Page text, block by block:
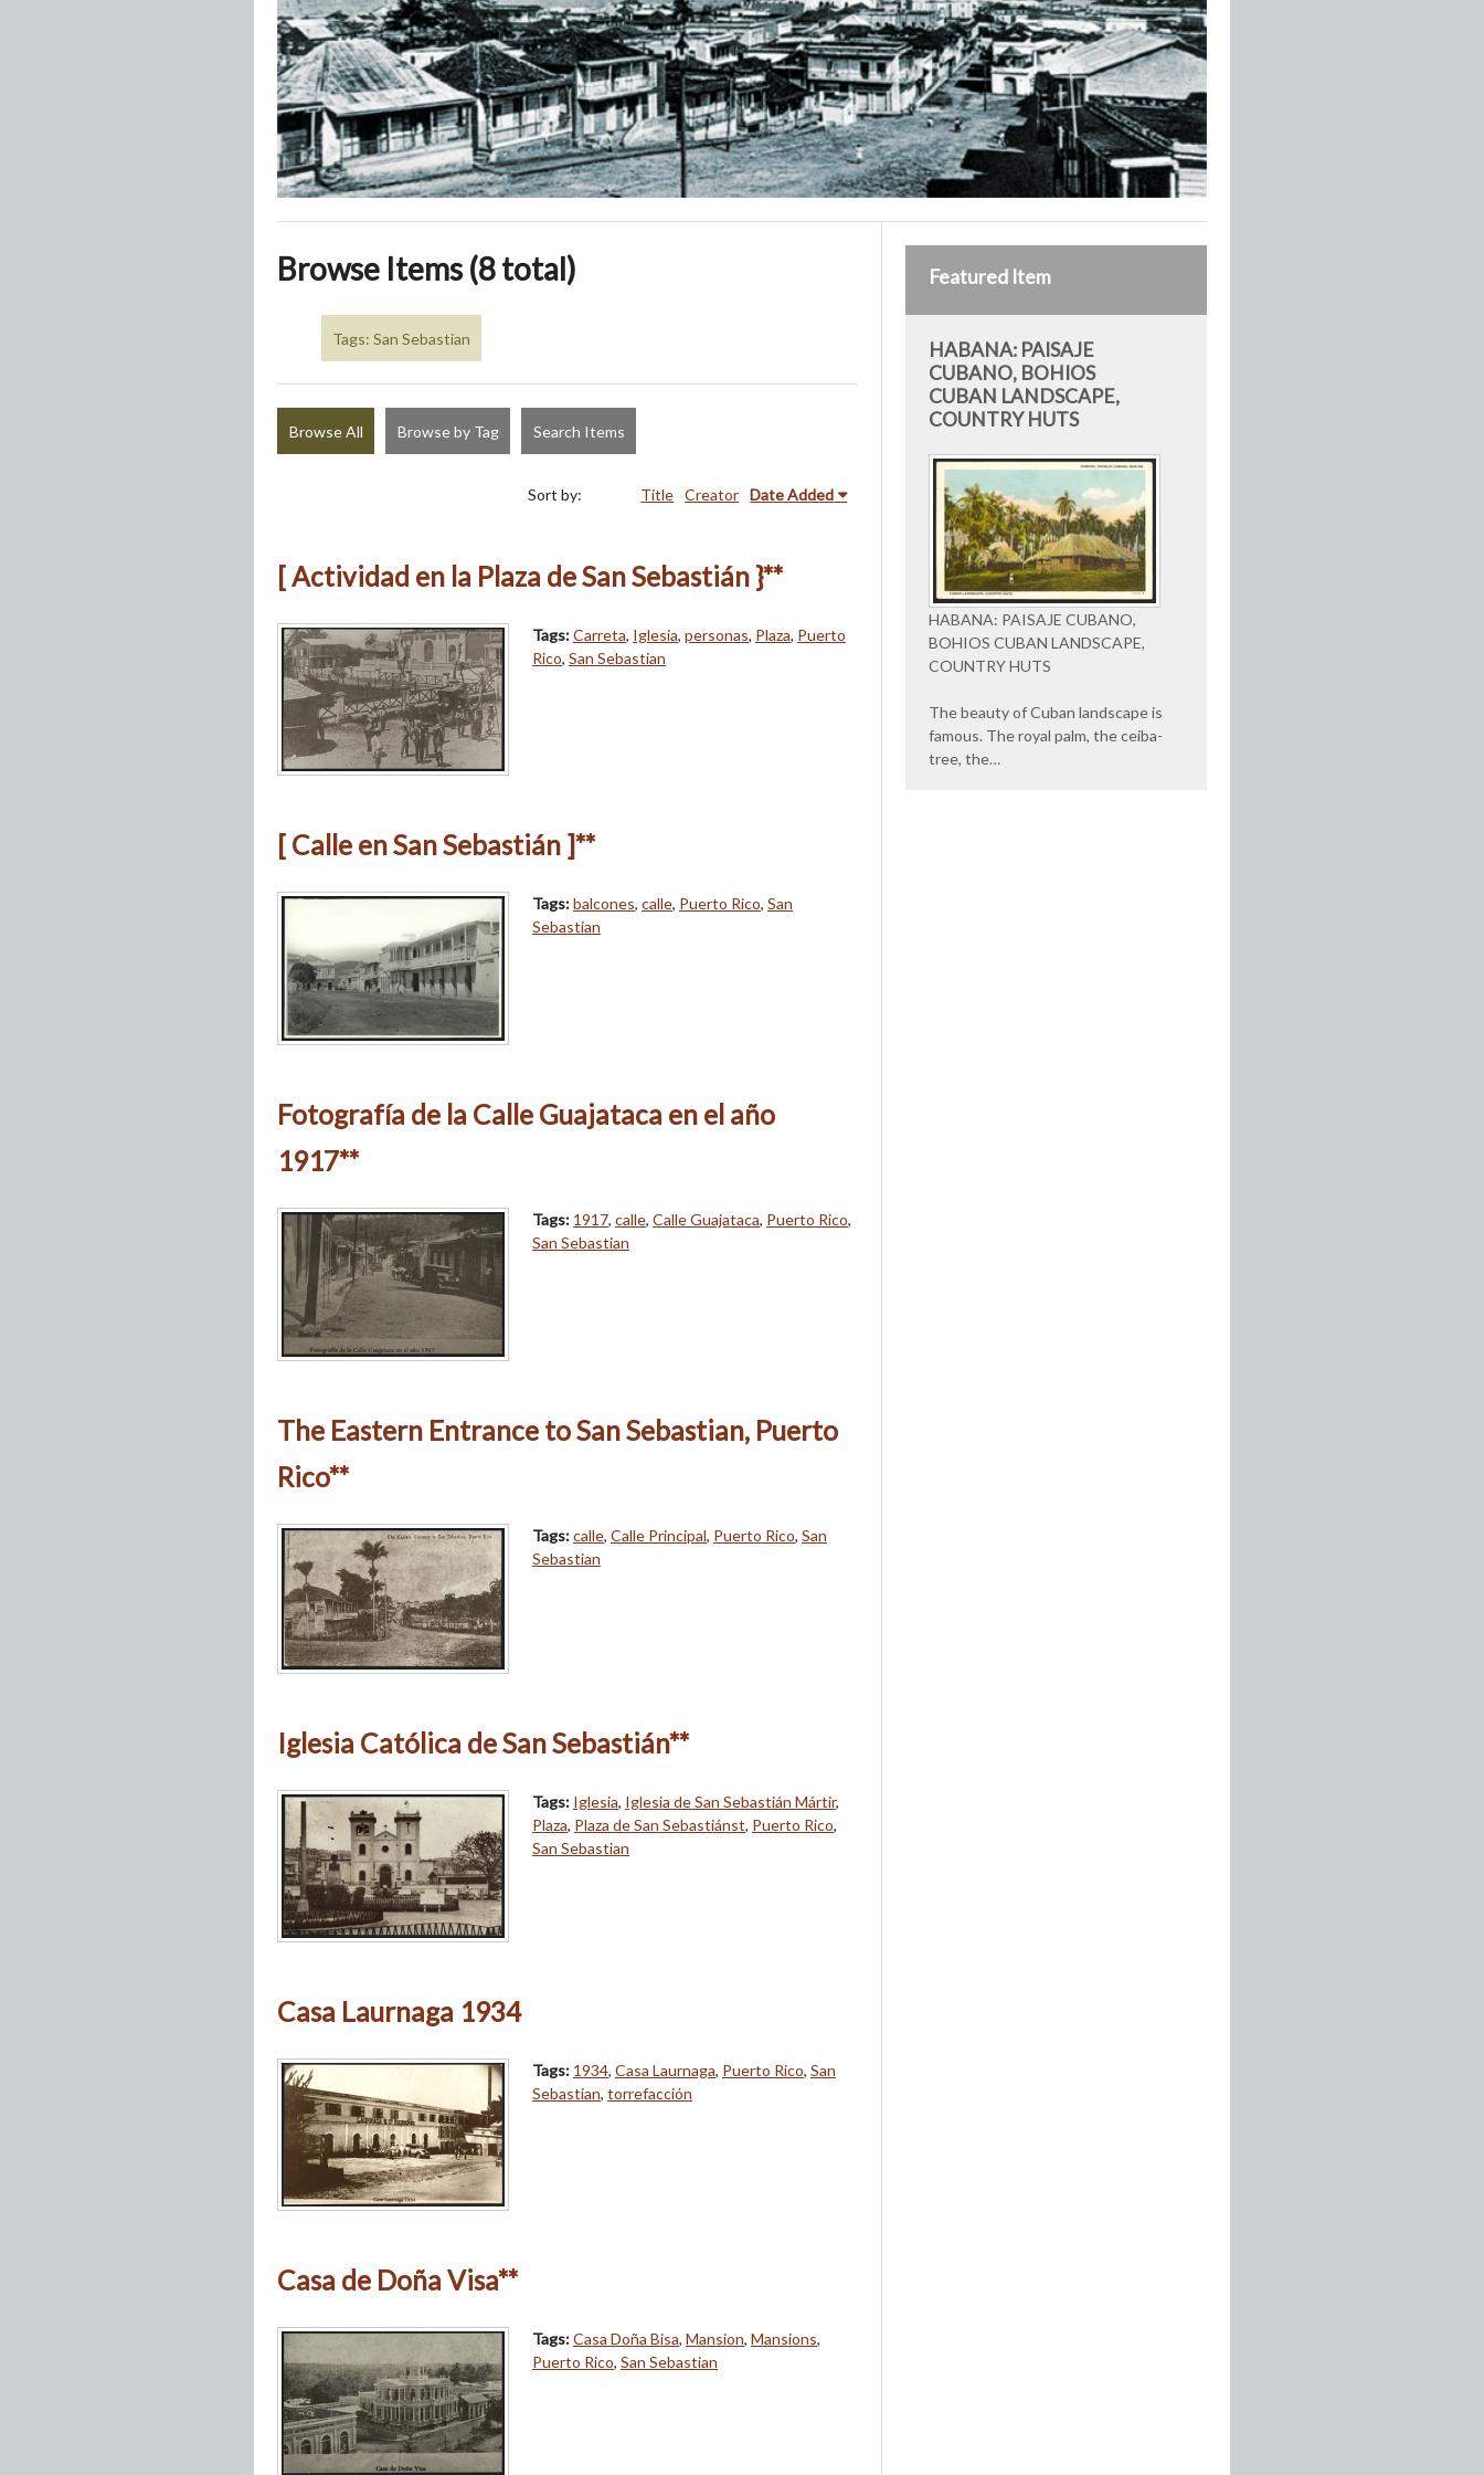
Browse Items (8 total)
Tags: San Sebastian
Browse All Browse by Tag Search Items
Sort by: Title Creator Date Added
[ Actividad en la Plaza de San Sebastián }**
Tags:Carreta, Iglesia, personas, Plaza, Puerto
Rico, San Sebastian
[ Calle en San Sebastián ]**
Tags:balcones, calle, Puerto Rico, San
Sebastian
Fotografía de la Calle Guajataca en el año
1917**
Tags: 1917, calle, Calle Guajataca, Puerto Rico,
San Sebastian
The Eastern Entrance to San Sebastian, Puerto
Rico**
Tags:calle, Calle Principal, Puerto Rico, San
Sebastian
Iglesia Católica de San Sebastián**
Tags: Iglesia, Iglesia de San Sebastián Mártir,
Plaza, Plaza de San Sebastiánst, Puerto Rico,
San Sebastian
Casa Laurnaga 1934
Tags: 1934, Casa Laurnaga, Puerto Rico, San
Sebastian, torrefacción
Casa de Doña Visa**
Tags:Casa Doña Bisa, Mansion, Mansions,
Puerto Rico, San Sebastian
Featured Item
HABANA: PAISAJE
CUBANO, BOHIOS
CUBAN LANDSCAPE,
COUNTRY HUTS
HABANA: PAISAJE CUBANO,
BOHIOS CUBAN LANDSCAPE,
COUNTRY HUTS
The beauty of Cuban landscape is
famous. The royal palm, the ceiba-
tree, the…